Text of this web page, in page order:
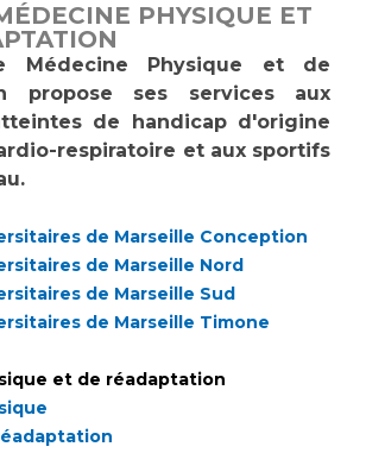
à réaliser
consultation
espace santé en ligne
à l'hôpital
et médico-techniques
à l'AP-HM
recherche
PHYSIQUE ET
Médecine Physique et de
propose ses services aux
de handicap d'origine
respiratoire et aux sportifs
de Marseille Conception
de Marseille Nord
de Marseille Sud
de Marseille Timone
et de réadaptation